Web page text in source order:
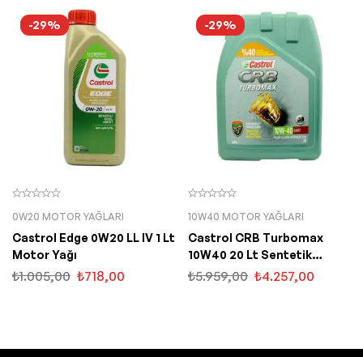
-29%
0W20 MOTOR YAĞLARI
Castrol Edge 0W20 LL IV 1 Lt
Motor Yağı
₺1.005,00 ₺718,00
-29%
10W40 MOTOR YAĞLARI
Castrol CRB Turbomax
10W40 20 Lt Sentetik
Motor Yağı
₺5.959,00 ₺4.257,00